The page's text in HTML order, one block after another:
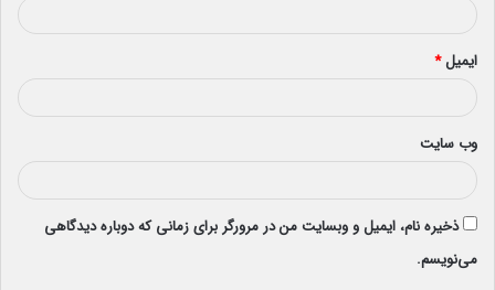
ایمیل*
وب‌ سایت
ذخیره نام، ایمیل و وبسایت من در مرورگر برای زمانی که دوباره دیدگاهی
می‌نویسم.